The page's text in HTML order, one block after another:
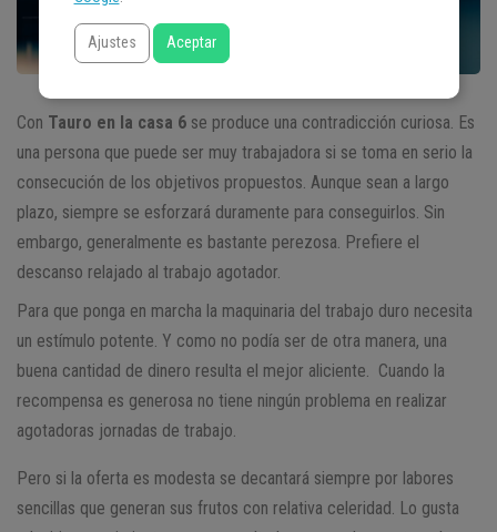
Con Tauro en la casa 6 se produce una contradicción curiosa. Es
una persona que puede ser muy trabajadora si se toma en serio la
consecución de los objetivos propuestos. Aunque sean a largo
plazo, siempre se esforzará duramente para conseguirlos. Sin
embargo, generalmente es bastante perezosa. Prefiere el
descanso relajado al trabajo agotador.
Para que ponga en marcha la maquinaria del trabajo duro necesita
un estímulo potente. Y como no podía ser de otra manera, una
buena cantidad de dinero resulta el mejor aliciente. Cuando la
recompensa es generosa no tiene ningún problema en realizar
agotadoras jornadas de trabajo.
Pero si la oferta es modesta se decantará siempre por labores
sencillas que generan sus frutos con relativa celeridad. Lo gusta
Ajustes Aceptar